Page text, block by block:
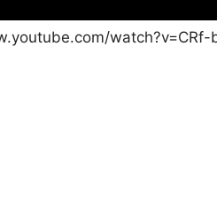
watch?v=CRf-